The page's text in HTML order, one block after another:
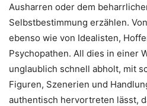
Ausharren oder dem
Selbstbestimmung erzählen.
ebenso wie von Idealisten,
Psychopathen. All dies in einer
unglaublich schnell abholt, mit
Figuren, Szenerien und
authentisch hervortreten lässt,